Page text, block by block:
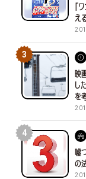
「
え
3
映
し
を
4
嘘
の